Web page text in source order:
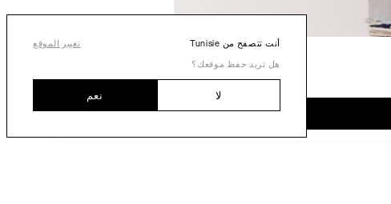
أنت تتصفح من Tunisie
تغيير الموقع
هل تريد حفظ موقعك؟
لا نعم